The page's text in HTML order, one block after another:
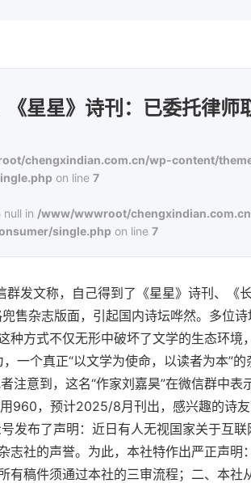
星星》诗刊：已委托律师
chengxindian.com.cn/wp-content/
on line7
in /www/wwwroot/
single.php on line7
群发文称，自己得到了《星星》诗刊、《
售杂志版面，引起国内诗坛哗然。多位
种方式不仅无形中破坏了文学的生态环境
一个真正“以文学为使命，以读者为本”
注意到，这名“作家刘嘉昊”在微信群中
960，预计2025/8月刊出，感兴趣的诗
发布了声明：近日有人无视国家关于互联
志社的声誉。为此，本社特作出严正声明
有稿件须通过本社的三审流程；二、本社